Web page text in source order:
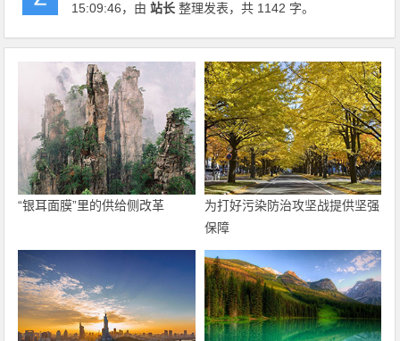
15:09:46，由站长 整理发表，共 1142 字。
“银耳面膜”里的供给侧改革
为打好污染防治攻坚战提供坚强
保障